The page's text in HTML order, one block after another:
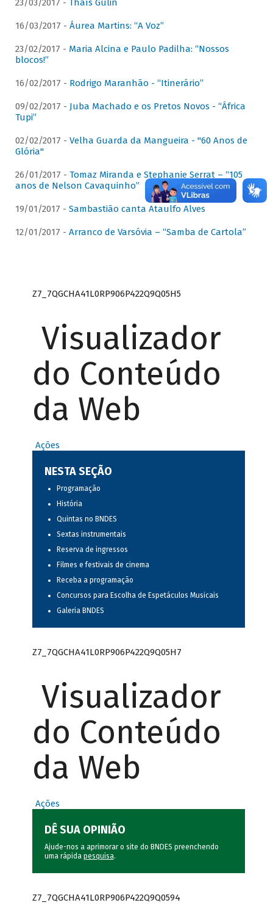
23/03/2017 - Thaís Gulin
16/03/2017 - Áurea Martins: “A Voz”
23/02/2017 - Maria Alcina e Paulo Padilha: “Nossos
blocos!”
16/02/2017 - Rodrigo Maranhão - “Itinerário”
09/02/2017 - Juba Machado e os Pretos Novos - “África
Tupi”
02/02/2017 - Velha Guarda da Mangueira - "60 Anos de
Glória"
26/01/2017 - Tomaz Miranda e Stephanie Serrat – “105
anos de Nelson Cavaquinho”
19/01/2017 - Sambastião canta Ataulfo Alves
12/01/2017 - Arranco de Varsóvia – “Samba de Cartola”
Z7_7QGCHA41L0RP906P422Q9Q05H5
Visualizador
do Conteúdo
da Web
Ações
NESTA SEÇÃO
Programação
História
Quintas no BNDES
Sextas instrumentais
Reserva de ingressos
Filmes e festivais de cinema
Receba a programação
Concursos para Escolha de Espetáculos Musicais
Galeria BNDES
Z7_7QGCHA41L0RP906P422Q9Q05H7
Visualizador
do Conteúdo
da Web
Ações
DÊ SUA OPINIÃO
Ajude-nos a aprimorar o site do BNDES preenchendo
uma rápida pesquisa.
Z7_7QGCHA41L0RP906P422Q9Q0594